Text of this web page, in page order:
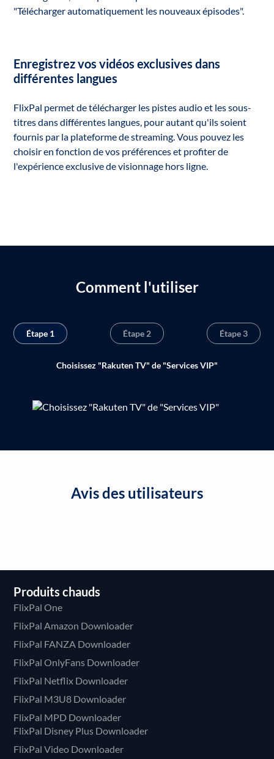
"Télécharger automatiquement les nouveaux épisodes".
Enregistrez vos vidéos exclusives dans
différentes langues
FlixPal permet de télécharger les pistes audio et les sous-
titres dans différentes langues, pour autant qu'ils soient
fournis par la plateforme de streaming. Vous pouvez les
choisir en fonction de vos préférences et profiter de
l'expérience exclusive de visionnage hors ligne.
Comment l'utiliser
Étape 1 Étape 2 Étape 3
Choisissez "Rakuten TV" de "Services VIP"
Avis des utilisateurs
Produits chauds
FlixPal One
FlixPal Amazon Downloader
FlixPal FANZA Downloader
FlixPal OnlyFans Downloader
FlixPal Netflix Downloader
FlixPal M3U8 Downloader
FlixPal MPD Downloader
FlixPal Disney Plus Downloader
FlixPal Video Downloader